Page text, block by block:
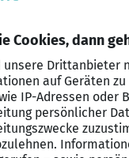
von
in enger
-abschlüsse
und -